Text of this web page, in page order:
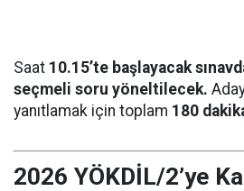
Saat 10.15’te başlayacak
seçmeli soru yöneltilecek.
yanıtlamak için toplam 180
2026 YÖKDİL/2’ye